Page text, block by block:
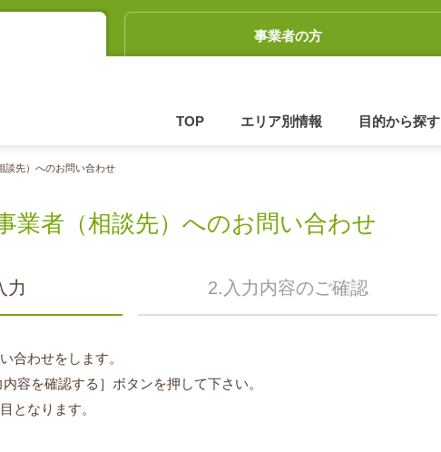
事業者の方
TOP エリア別情報 目的から探す
談先）へのお問い合わせ
業者（相談先）へのお問い合わせ
力 2.入力内容のご確認
合わせをします。
容を確認する］ボタンを押して下さい。
となります。